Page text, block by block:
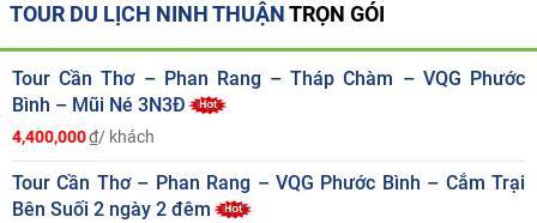
TOUR DU LỊCH NINH THUẬNTRỌN GÓI
Tour Cần Thơ – Phan Rang – Tháp Chàm – VQG Phước
Bình – Mũi Né 3N3Đ
4,400,000₫/ khách
Tour Cần Thơ – Phan Rang – VQG Phước Bình – Cắm Trại
Bên Suối 2 ngày 2 đêm